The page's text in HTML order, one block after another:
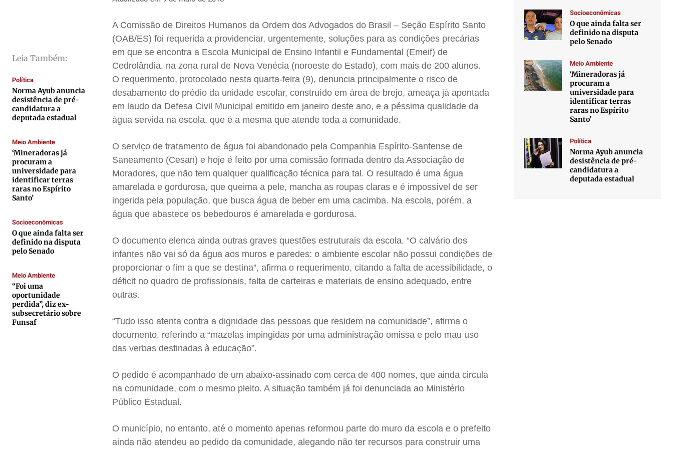
Gustavo Bastos
Jr Mignone (in memorian)
Wanda Sily
Anuncie
Quem Somos
Contato
Anuncie
Termos de Uso
Privacidade
Gustavo Bastos
Jr Mignone (in memorian)
Wanda Sily
Anuncie
Quem Somos
Contato
Anuncie
Termos de Uso
Privacidade
Gustavo Bastos
Jr Mignone (in memorian)
Wanda Sily
Anuncie
Quem Somos
Contato
Anuncie
Termos de Uso
Privacidade
Gustavo Bastos
Jr Mignone (in memorian)
Wanda Sily
Anuncie
Quem Somos
Contato
Anuncie
Termos de Uso
Privacidade
Leia Também:
Política
Norma Ayub anuncia
desistência de pré-
candidatura a
deputada estadual
Meio Ambiente
‘Mineradoras já
procuram a
universidade para
identificar terras
raras no Espírito
Santo’
Socioeconômicas
O que ainda falta ser
definido na disputa
pelo Senado
Meio Ambiente
“Foi uma
oportunidade
perdida”, diz ex-
subsecretário sobre
Funsaf
A Comissão de Direitos Humanos da Ordem dos Advogados do Brasil – Seção Espírito Santo
(OAB/ES) foi requerida a providenciar, urgentemente, soluções para as condições precárias
em que se encontra a Escola Municipal de Ensino Infantil e Fundamental (Emeif) de
Cedrolândia, na zona rural de Nova Venécia (noroeste do Estado), com mais de 200 alunos.
O requerimento, protocolado nesta quarta-feira (9), denuncia principalmente o risco de
desabamento do prédio da unidade escolar, construído em área de brejo, ameaça já apontada
em laudo da Defesa Civil Municipal emitido em janeiro deste ano, e a péssima qualidade da
água servida na escola, que é a mesma que atende toda a comunidade.
O serviço de tratamento de água foi abandonado pela Companhia Espírito-Santense de
Saneamento (Cesan) e hoje é feito por uma comissão formada dentro da Associação de
Moradores, que não tem qualquer qualificação técnica para tal. O resultado é uma água
amarelada e gordurosa, que queima a pele, mancha as roupas claras e é impossível de ser
ingerida pela população, que busca água de beber em uma cacimba. Na escola, porém, a
água que abastece os bebedouros é amarelada e gordurosa.
O documento elenca ainda outras graves questões estruturais da escola. “O calvário dos
infantes não vai só da água aos muros e paredes: o ambiente escolar não possui condições de
proporcionar o fim a que se destina”, afirma o requerimento, citando a falta de acessibilidade, o
déficit no quadro de profissionais, falta de carteiras e materiais de ensino adequado, entre
outras.
“Tudo isso atenta contra a dignidade das pessoas que residem na comunidade”, afirma o
documento, referindo a “mazelas impingidas por uma administração omissa e pelo mau uso
das verbas destinadas à educação”.
O pedido é acompanhado de um abaixo-assinado com cerca de 400 nomes, que ainda circula
na comunidade, com o mesmo pleito. A situação também já foi denunciada ao Ministério
Público Estadual.
O município, no entanto, até o momento apenas reformou parte do muro da escola e o prefeito
ainda não atendeu ao pedido da comunidade, alegando não ter recursos para construir uma
Socioeconômicas
O que ainda falta ser
definido na disputa
pelo Senado
Meio Ambiente
‘Mineradoras já
procuram a
universidade para
identificar terras
raras no Espírito
Santo’
Política
Norma Ayub anuncia
desistência de pré-
candidatura a
deputada estadual